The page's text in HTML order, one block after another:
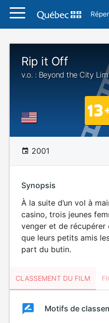
Rip it Off
v.o. : Beyond the City
2001
Synopsis
À la suite d’un vol à
casino, trois jeunes
venger et de
que leurs petits amis
part du butin.
CLASSEMENT DU FILM
ClassementClassement
Motifs de